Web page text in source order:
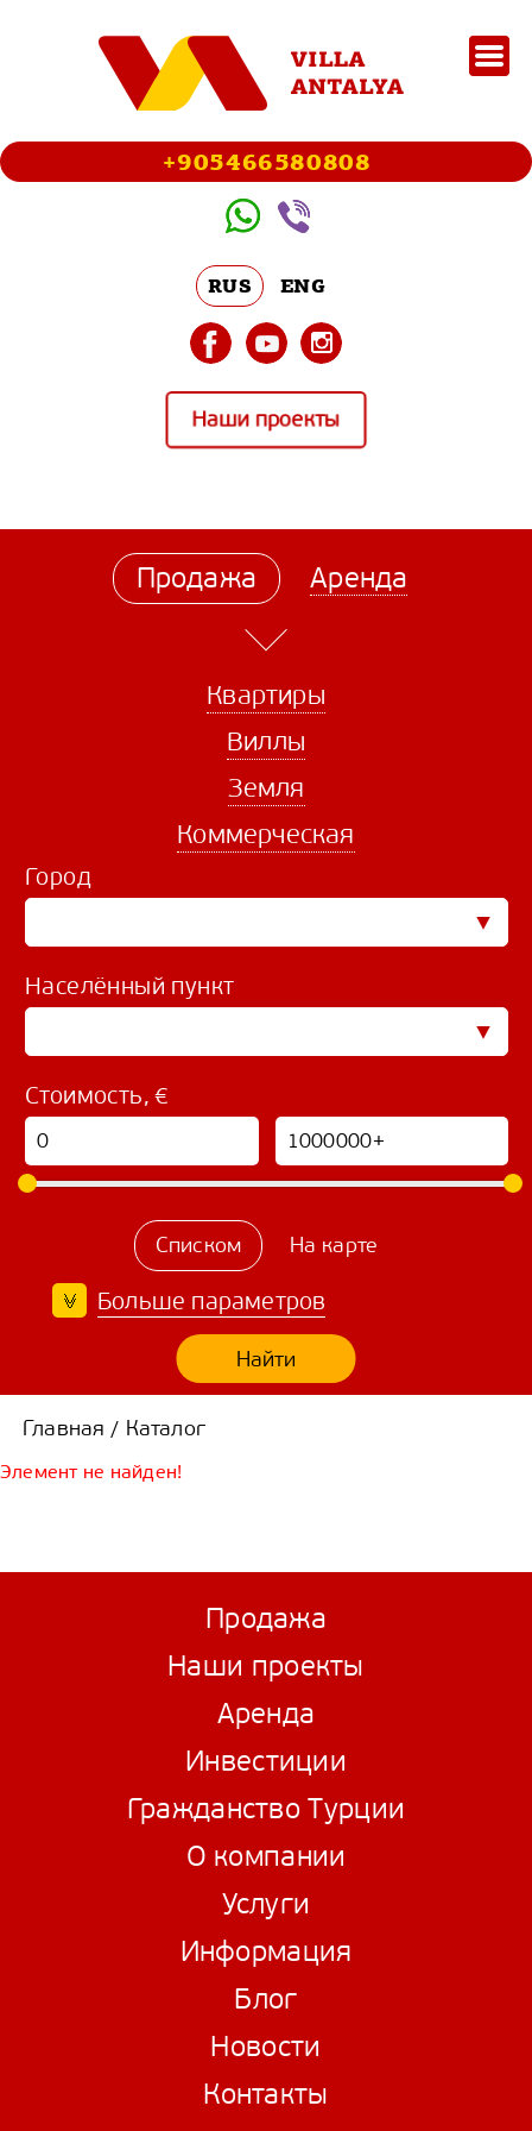
+905466580808
Наши проекты
RUS ENG
Квартиры
Виллы
Земля
Коммерческая
Продажа Аренда
Город
Населённый пункт
Стоимость, €
Списком На карте
Найти
Больше параметров
Главная / Каталог
Элемент не найден!
Продажа
Наши проекты
Аренда
Инвестиции
Гражданство Турции
О компании
Услуги
Информация
Блог
Новости
Контакты